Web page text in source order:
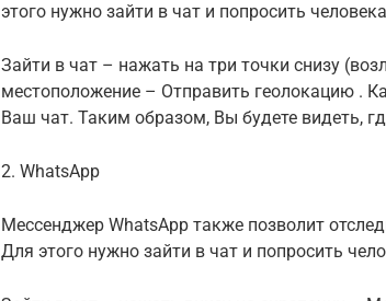
этого нужно зайти в чат и попросить
Зайти в чат – нажать на три точки снизу
местоположение – Отправить геолокацию .
Ваш чат. Таким образом, Вы будете видеть,
2. WhatsApp
Мессенджер WhatsApp также позволит
Для этого нужно зайти в чат и попросить